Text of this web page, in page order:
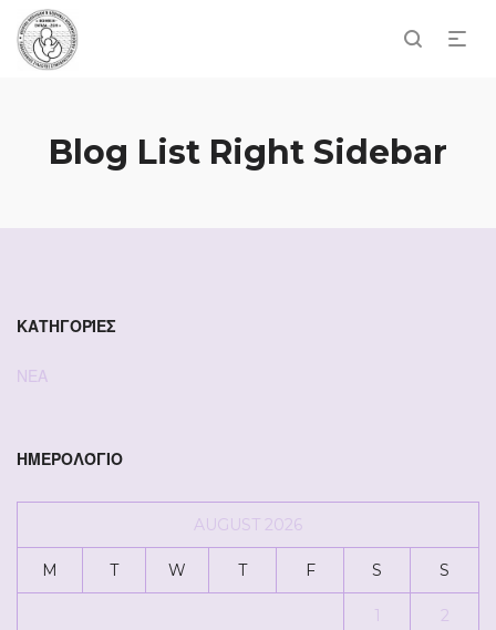
Blog List Right Sidebar
ΚΑΤΗΓΟΡΊΕΣ
ΝΕΑ
ΗΜΕΡΟΛΌΓΙΟ
AUGUST 2026
M T W T F S S
1 2